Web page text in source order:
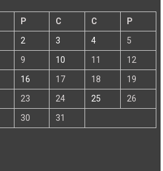
P C C
P
2 3 4
5
9 10 11
12
16 17 18
19
23 24 25
26
30 31